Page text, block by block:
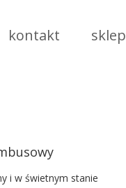
kontakt sklep
i w świetnym stanie